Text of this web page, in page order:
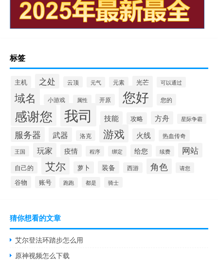
标签
主机 之处 云顶 元气 元素 光芒 可以通过
域名 小游戏 属性 开原 您好 您的
感谢您 我司 技能 攻略 方舟 星际争霸
服务器 武器 洛克 游戏 火线 热血传奇
王国 玩家 疫情 程序 绑定 给您 续费 网站
自己的 艾尔 萝卜 装备 西游 角色 请您
谷物 账号 跑跑 都是 骑士
猜你想看的文章
艾尔登法环踏步怎么用
原神视频怎么下载